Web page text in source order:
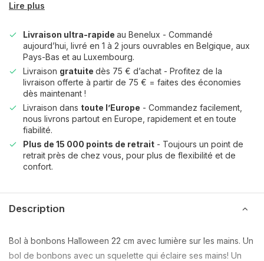
Lire plus
Livraison ultra-rapide au Benelux - Commandé
aujourd’hui, livré en 1 à 2 jours ouvrables en Belgique, aux
Pays-Bas et au Luxembourg.
Livraison gratuite dès 75 € d’achat - Profitez de la
livraison offerte à partir de 75 € = faites des économies
dès maintenant !
Livraison dans toute l’Europe - Commandez facilement,
nous livrons partout en Europe, rapidement et en toute
fiabilité.
Plus de 15 000 points de retrait - Toujours un point de
retrait près de chez vous, pour plus de flexibilité et de
confort.
Description
Bol à bonbons Halloween 22 cm avec lumière sur les mains. Un
bol de bonbons avec un squelette qui éclaire ses mains! Un